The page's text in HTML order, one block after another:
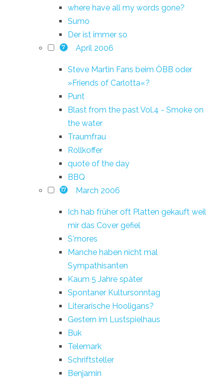
where have all my words gone?
Sumo
Der ist immer so
7 April 2006
Steve Martin Fans beim ÖBB oder
»Friends of Carlotta«?
Punt
Blast from the past Vol.4 - Smoke on
the water
Traumfrau
Rollkoffer
quote of the day
BBQ
17 March 2006
Ich hab früher oft Platten gekauft weil
mir das Cover gefiel
S'mores
Manche haben nicht mal
Sympathisanten
Kaum 5 Jahre später
Spontaner Kultursonntag
Literarische Hooligans?
Gestern im Lustspielhaus
Buk
Telemark
Schriftsteller
Benjamin